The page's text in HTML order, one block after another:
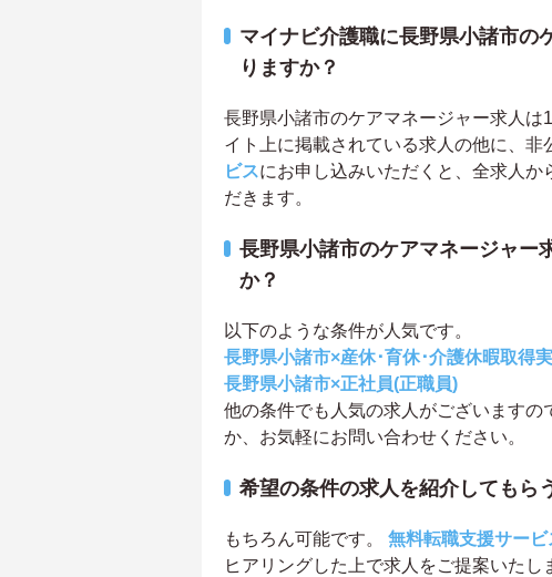
マイナビ介護職に長野県小諸市の
りますか？
長野県小諸市のケアマネージャー求人
イト上に掲載されている求人の他に、非
ビスにお申し込みいただくと、全求人
だきます。
長野県小諸市のケアマネージャー
か？
以下のような条件が人気です。
長野県小諸市×産休･育休･介護休暇取得
長野県小諸市×正社員(正職員)
他の条件でも人気の求人がございますの
か、お気軽にお問い合わせください。
希望の条件の求人を紹介してもら
もちろん可能です。 無料転職支援サービ
ヒアリングした上で求人をご提案いた